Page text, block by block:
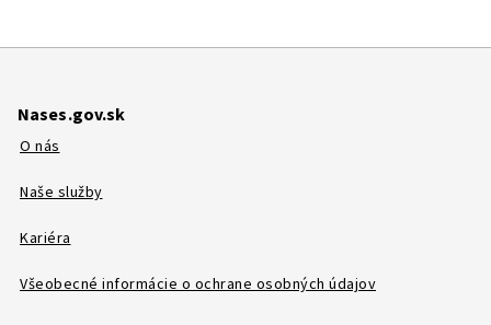
Nases.gov.sk
O nás
Naše služby
Kariéra
Všeobecné informácie o ochrane osobných údajov